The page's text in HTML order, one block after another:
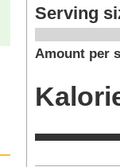
Serving
Amount per